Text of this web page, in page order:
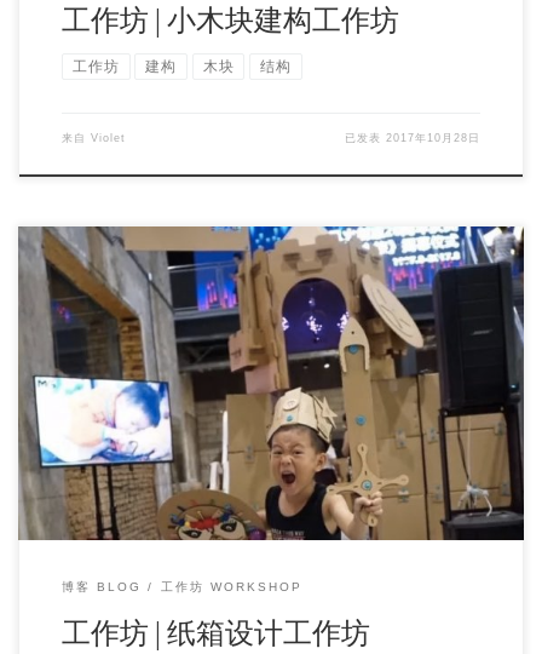
工作坊 | 小木块建构工作坊
工作坊 建构 木块 结构
来自 Violet 已发表 2017年10月28日
工作坊主题：纸箱设计工作坊 Cardboard Design Adventure 工
作坊时间：201 […]
博客 BLOG 工作坊 WORKSHOP
工作坊 | 纸箱设计工作坊